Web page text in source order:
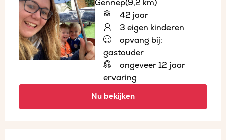
Gennep(9,2 km)
42 jaar
3 eigen kinderen
opvang bij:
gastouder
ongeveer 12 jaar
ervaring
Nu bekijken